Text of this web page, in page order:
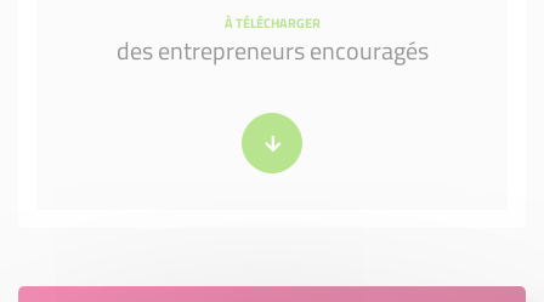
À TÉLÉCHARGER
des entrepreneurs encouragés